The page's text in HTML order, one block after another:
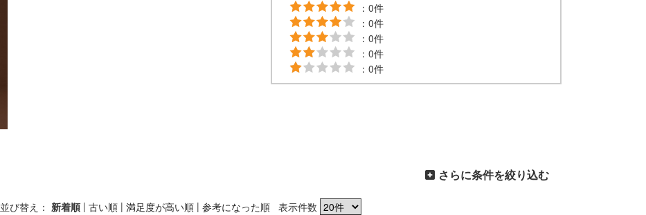
：0件
：0件
：0件
：0件
：0件
さらに条件を絞り込む
並び替え： 新着順 | 古い順 | 満足度が高い順 | 参考になった順 表示件数